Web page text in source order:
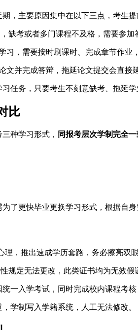
，主要原因集中在以下三点，考生提
缺考或者多门课程不及格，需要参加
习，需要按时刷课时、完成章节作业
文并完成答辩，拖延论文提交会直接
任务，只要考生不刻意缺考、拖延
比
种学习形式， 同报考层次学制完全
了更快毕业更换学习形式，根据自身
，推出速成学历套路，务必擦亮双眼
规定无法更改，此类证书均为无效假
一入学考试，同时完成校内课程考核
学制写入学籍系统，人工无法修改。